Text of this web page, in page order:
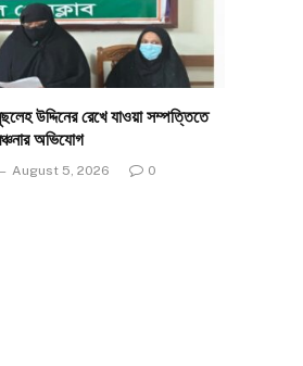
উদ্দিনের রেখে যাওয়া সম্পত্তিতে
অভিযোগ
August 5, 2026 0